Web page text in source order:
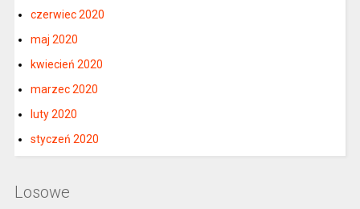
czerwiec 2020
maj 2020
kwiecień 2020
marzec 2020
luty 2020
styczeń 2020
Losowe